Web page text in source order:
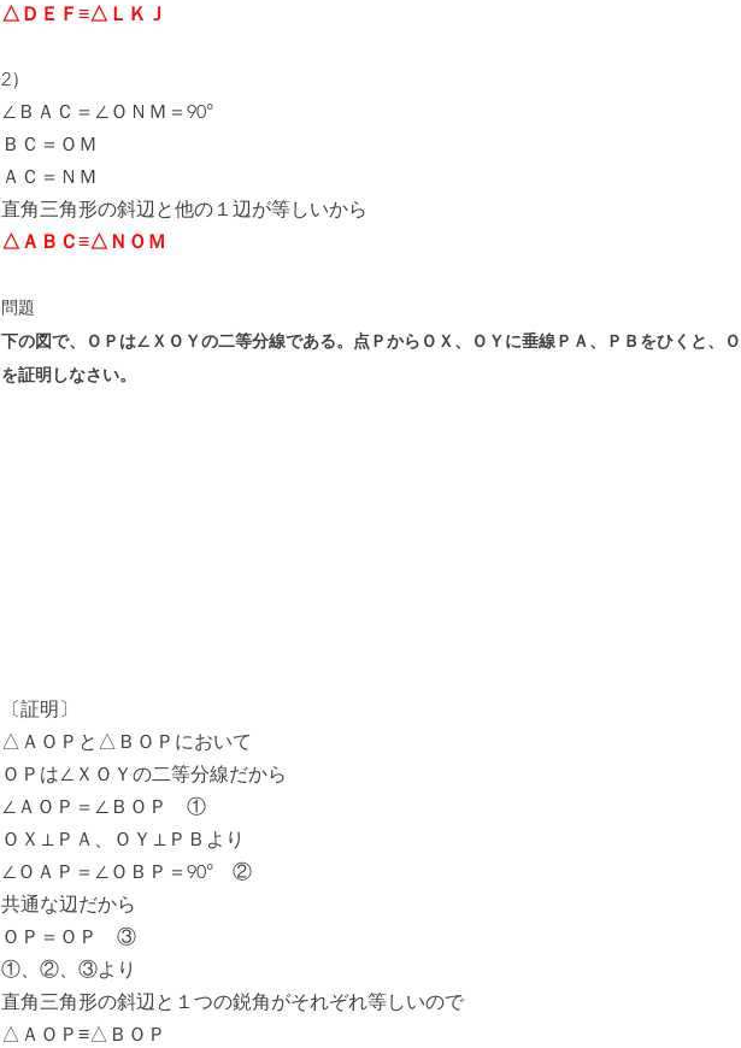
△ＤＥＦ≡△ＬＫＪ
2）
∠ＢＡＣ＝∠ＯＮＭ＝90°
ＢＣ＝ＯＭ
ＡＣ＝ＮＭ
直角三角形の斜辺と他の１辺が等しいから
△ＡＢＣ≡△ＮＯＭ
問題
下の図で、ＯＰは∠ＸＯＹの二等分線である。点ＰからＯＸ、ＯＹに垂線ＰＡ、ＰＢをひくと、
を証明しなさい。
〔証明〕
△ＡＯＰと△ＢＯＰにおいて
ＯＰは∠ＸＯＹの二等分線だから
∠ＡＯＰ＝∠ＢＯＰ　①
ＯＸ⊥ＰＡ、ＯＹ⊥ＰＢより
∠ＯＡＰ＝∠ＯＢＰ＝90°　②
共通な辺だから
ＯＰ＝ＯＰ　③
①、②、③より
直角三角形の斜辺と１つの鋭角がそれぞれ等しいので
△ＡＯＰ≡△ＢＯＰ